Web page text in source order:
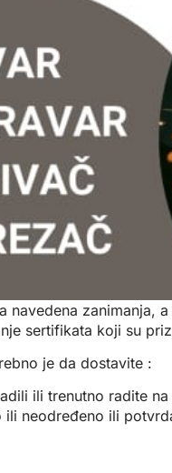
navedena zanimanja,
sertifikata koji su
je da dostavite :
ili trenutno radite
neodređeno ili